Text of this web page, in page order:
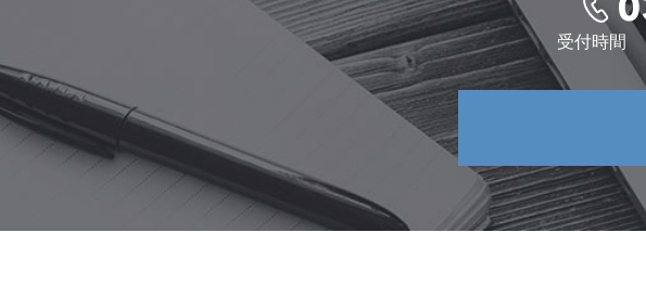
受付時間